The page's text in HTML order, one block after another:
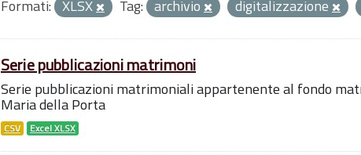
Formati: XLSX Tag: archivio digitalizzazione
Serie pubblicazioni matrimoni
Serie pubblicazioni matrimoniali appartenente al fondo
Maria della Porta
CSV Excel XLSX